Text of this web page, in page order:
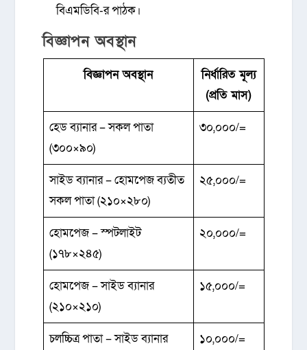
বিএমডিবি-র পাঠক।
বিজ্ঞাপন অবস্থান
বিজ্ঞাপন অবস্থান
নির্ধারিত মূল্য
(প্রতি মাস)
হেড ব্যানার – সকল পাতা
(৩০০×৯০)
৩০,০০০/=
সাইড ব্যানার – হোমপেজ ব্যতীত
সকল পাতা (২১০×২৮০)
২৫,০০০/=
হোমপেজ – স্পটলাইট
(১৭৮×২৪৫)
২০,০০০/=
হোমপেজ – সাইড ব্যানার
(২১০×২১০)
১৫,০০০/=
চলচ্চিত্র পাতা – সাইড ব্যানার
১০,০০০/=